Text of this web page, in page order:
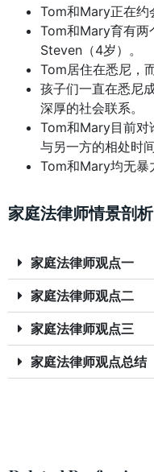
Tom和Mary正在约
Tom和Mary育有两
Steven（4岁）。
Tom居住在悉尼，
孩子们一直在悉尼
深厚的社会联系。
Tom和Mary目前对
与另一方的相处时
Tom和Mary均无暴
家庭法律师情景剖析
家庭法律师观点一
家庭法律师观点二
家庭法律师观点三
家庭法律师观点总结